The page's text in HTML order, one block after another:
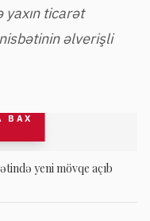
yaxın ticarət
əlverişli
BAX
yeni mövqe açıb